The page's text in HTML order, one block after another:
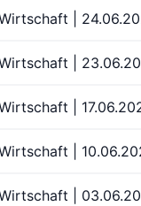
|
|
|
|
|